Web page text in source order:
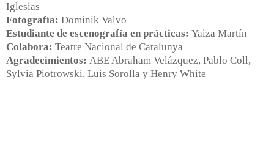
Iglesias
Fotografía: Dominik Valvo
Estudiante de escenografía en prácticas: Yaiza Martín
Colabora: Teatre Nacional de Catalunya
Agradecimientos: ABE Abraham Velázquez, Pablo Coll,
Sylvia Piotrowski, Luis Sorolla y Henry White